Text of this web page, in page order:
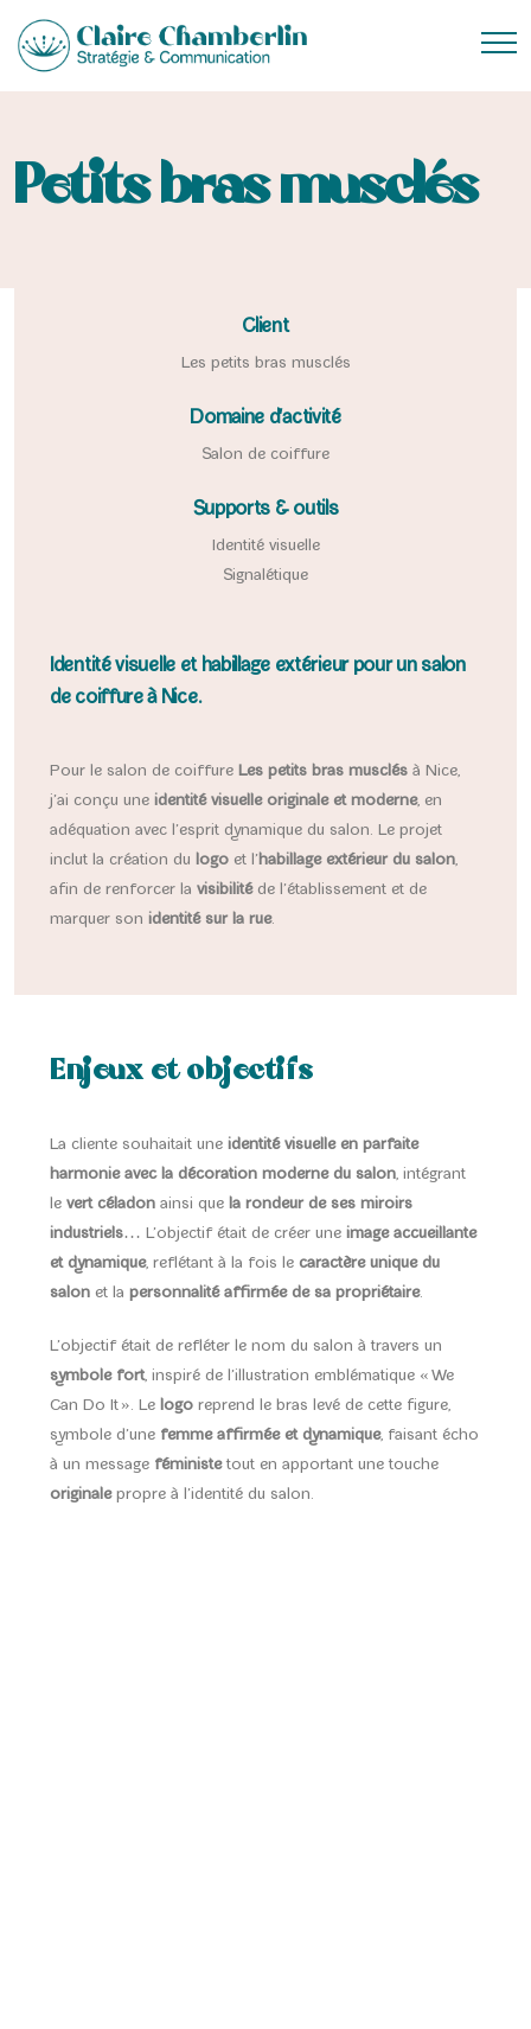
Petits bras musclés
Client
Les petits bras musclés
Domaine d'activité
Salon de coiffure
Supports & outils
Identité visuelle
Signalétique
Identité visuelle et habillage extérieur pour un salon
de coiffure à Nice.
Pour le salon de coiffure Les petits bras musclés à Nice,
j’ai conçu une identité visuelle originale et moderne, en
adéquation avec l’esprit dynamique du salon. Le projet
inclut la création du logo et l’habillage extérieur du salon,
afin de renforcer la visibilitéde l’établissement et de
marquer son identité sur la rue.
Enjeux et objectifs
La cliente souhaitait une identité visuelle en parfaite
harmonie avec la décoration moderne du salon, intégrant
le vert céladon ainsi que la rondeur de ses miroirs
industriels… L’objectif était de créer une image accueillante
et dynamique, reflétant à la fois le caractère unique du
salon et la personnalité affirmée de sa propriétaire.
L’objectif était de refléter le nom du salon à travers un
symbole fort, inspiré de l’illustration emblématique « We
Can Do It ». Le logo reprend le bras levé de cette figure,
symbole d’une femme affirmée et dynamique, faisant écho
à un message féministetout en apportant une touche
originalepropre à l’identité du salon.